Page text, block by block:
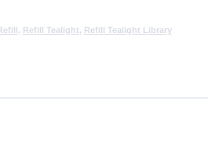
, Refill Tealight, Refill Tealight Library